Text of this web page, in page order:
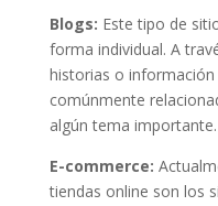
Blogs: Este tipo de
forma individual. A
historias o
comúnmente
algún tema importante.
E-commerce:
tiendas online son los